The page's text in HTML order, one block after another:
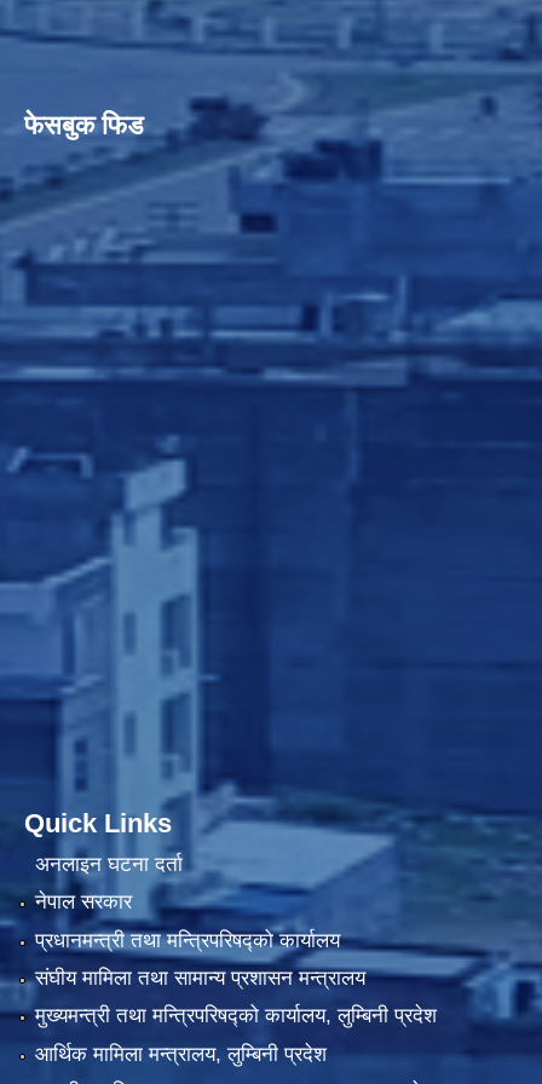
फेसबुक फिड
Quick Links
अनलाइन घटना दर्ता
नेपाल सरकार
प्रधानमन्त्री तथा मन्त्रिपरिषद्को कार्यालय
संघीय मामिला तथा सामान्य प्रशासन मन्त्रालय
मुख्यमन्त्री तथा मन्त्रिपरिषद्को कार्यालय, लुम्बिनी प्रदेश
आर्थिक मामिला मन्त्रालय, लुम्बिनी प्रदेश